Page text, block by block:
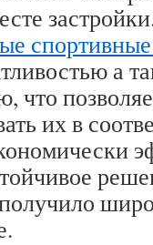
а
что
их в